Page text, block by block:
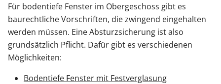
Für bodentiefe Fenster im Obergeschoss gibt es
baurechtliche Vorschriften, die zwingend eingehalten
werden müssen. Eine Absturzsicherung ist also
grundsätzlich Pflicht. Dafür gibt es verschiedenen
Möglichkeiten:
Bodentiefe Fenster mit Festverglasung